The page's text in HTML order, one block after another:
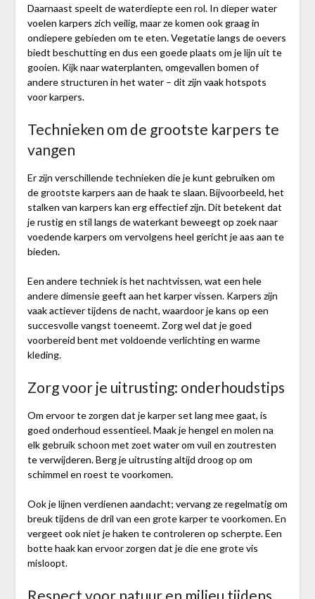
Daarnaast speelt de waterdiepte een rol. In dieper water
voelen karpers zich veilig, maar ze komen ook graag in
ondiepere gebieden om te eten. Vegetatie langs de oevers
biedt beschutting en dus een goede plaats om je lijn uit te
gooien. Kijk naar waterplanten, omgevallen bomen of
andere structuren in het water – dit zijn vaak hotspots
voor karpers.
Technieken om de grootste karpers te
vangen
Er zijn verschillende technieken die je kunt gebruiken om
de grootste karpers aan de haak te slaan. Bijvoorbeeld, het
stalken van karpers kan erg effectief zijn. Dit betekent dat
je rustig en stil langs de waterkant beweegt op zoek naar
voedende karpers om vervolgens heel gericht je aas aan te
bieden.
Een andere techniek is het nachtvissen, wat een hele
andere dimensie geeft aan het karper vissen. Karpers zijn
vaak actiever tijdens de nacht, waardoor je kans op een
succesvolle vangst toeneemt. Zorg wel dat je goed
voorbereid bent met voldoende verlichting en warme
kleding.
Zorg voor je uitrusting: onderhoudstips
Om ervoor te zorgen dat je karper set lang mee gaat, is
goed onderhoud essentieel. Maak je hengel en molen na
elk gebruik schoon met zoet water om vuil en zoutresten
te verwijderen. Berg je uitrusting altijd droog op om
schimmel en roest te voorkomen.
Ook je lijnen verdienen aandacht; vervang ze regelmatig om
breuk tijdens de dril van een grote karper te voorkomen. En
vergeet ook niet je haken te controleren op scherpte. Een
botte haak kan ervoor zorgen dat je die ene grote vis
misloopt.
Respect voor natuur en milieu tijdens